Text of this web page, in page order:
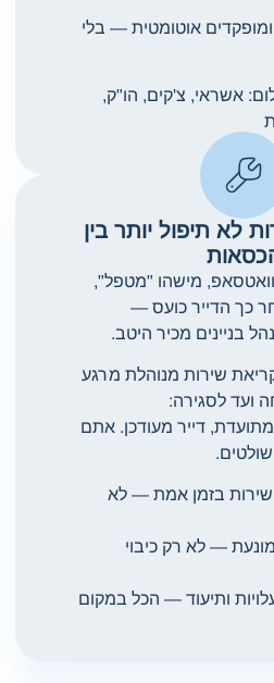
אוטומטית — בלי
אשראי, צ'קים, הו"ק,
לא תיפול יותר בין
מישהו "מטפל",
כך הדייר כועס —
בניינים מכיר היטב.
שירות מנוהלת מרגע
ועד לסגירה:
דייר מעודכן. אתם
שולטים.
בזמן אמת — לא
— לא רק כיבוי
ותיעוד — הכל במקום